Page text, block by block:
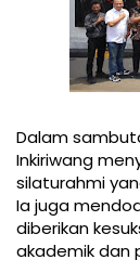
Dalam
Inkiriwang
silaturahmi
Ia juga
diberikan
akademik dan